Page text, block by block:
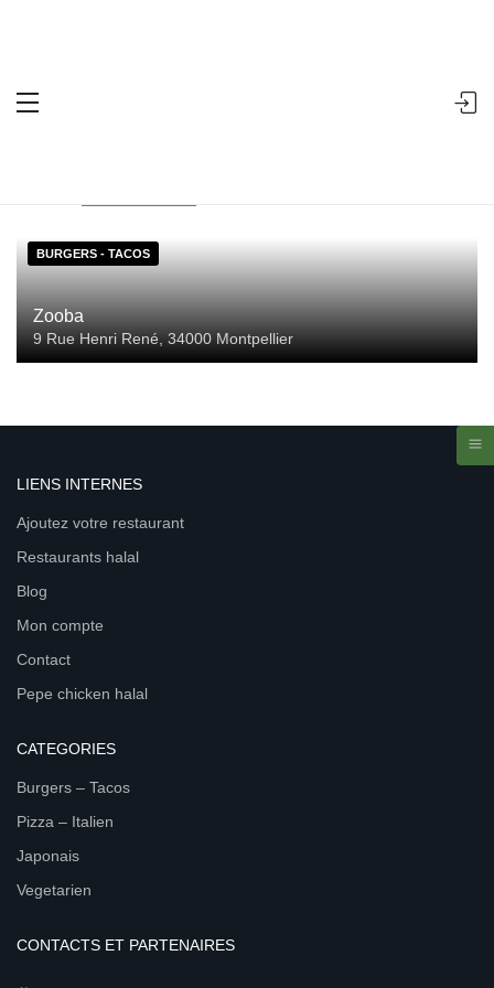
BURGERS - TACOS
Zooba
9 Rue Henri René, 34000 Montpellier
LIENS INTERNES
Ajoutez votre restaurant
Restaurants halal
Blog
Mon compte
Contact
Pepe chicken halal
CATEGORIES
Burgers – Tacos
Pizza – Italien
Japonais
Vegetarien
CONTACTS ET PARTENAIRES